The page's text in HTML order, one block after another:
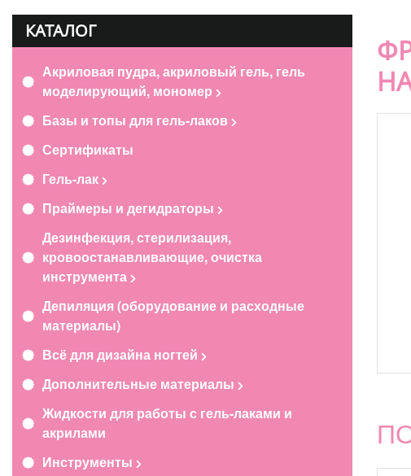
КАТАЛОГ
Акриловая пудра, акриловый гель, гель
моделирующий, мономер
Базы и топы для гель-лаков
Сертификаты
Гель-лак
Праймеры и дегидраторы
Дезинфекция, стерилизация,
кровоостанавливающие, очистка
инструмента
Депиляция (оборудование и расходные
материалы)
Всё для дизайна ногтей
Дополнительные материалы
Жидкости для работы с гель-лаками и
акрилами
Инструменты